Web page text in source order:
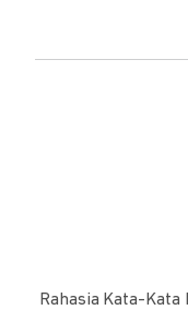
Rahasia Kata-Kata